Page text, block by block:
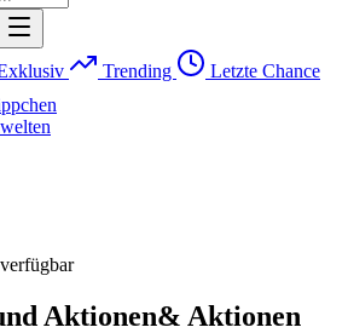
Trending
Letzte Chance
Aktionen& Aktionen